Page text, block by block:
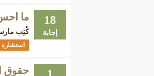
18
إجابة
ما احس
كُتِب مارس 31،
استشارة
حقوق